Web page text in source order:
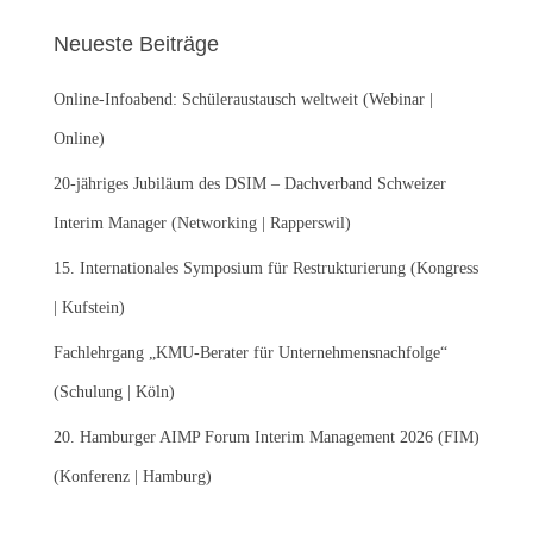
n
a
c
:
Neueste Beiträge
Online-Infoabend: Schüleraustausch weltweit (Webinar |
Online)
20-jähriges Jubiläum des DSIM – Dachverband Schweizer
Interim Manager (Networking | Rapperswil)
15. Internationales Symposium für Restrukturierung (Kongress
| Kufstein)
Fachlehrgang „KMU-Berater für Unternehmensnachfolge“
(Schulung | Köln)
20. Hamburger AIMP Forum Interim Management 2026 (FIM)
(Konferenz | Hamburg)